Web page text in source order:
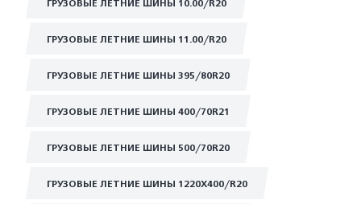
ГРУЗОВЫЕ ЛЕТНИЕ ШИНЫ 10.00/R20
ГРУЗОВЫЕ ЛЕТНИЕ ШИНЫ 11.00/R20
ГРУЗОВЫЕ ЛЕТНИЕ ШИНЫ 395/80R20
ГРУЗОВЫЕ ЛЕТНИЕ ШИНЫ 400/70R21
ГРУЗОВЫЕ ЛЕТНИЕ ШИНЫ 500/70R20
ГРУЗОВЫЕ ЛЕТНИЕ ШИНЫ 1220Х400/R20